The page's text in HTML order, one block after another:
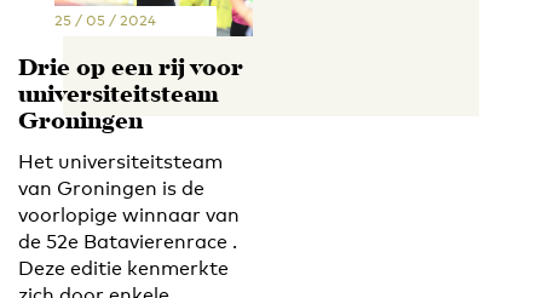
25 / 05 / 2024
Drie op een rij voor
universiteitsteam
Groningen
Het universiteitsteam
van Groningen is de
voorlopige winnaar van
de 52e Batavierenrace .
Deze editie kenmerkte